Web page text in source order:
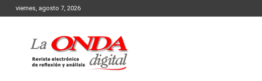
to
viernes, agosto 7, 2026